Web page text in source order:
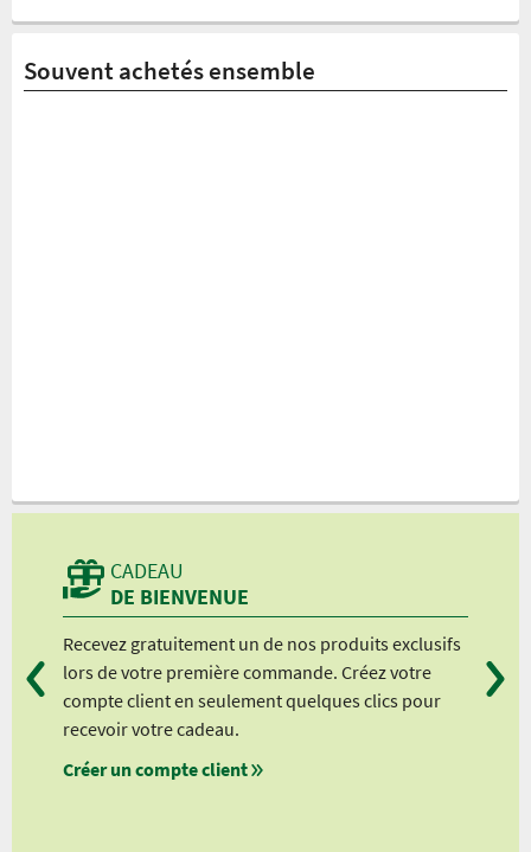
Souvent achetés ensemble
CADEAU
DE BIENVENUE
Recevez gratuitement un de nos produits exclusifs
lors de votre première commande. Créez votre
compte client en seulement quelques clics pour
recevoir votre cadeau.
Créer un compte client